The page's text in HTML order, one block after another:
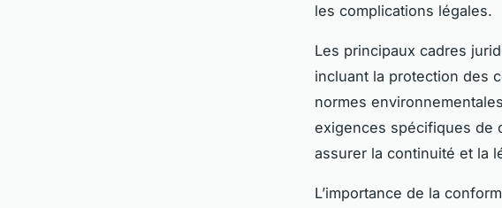
les complications légales.
Les principaux cadres
incluant la protection des
normes
exigences spécifiques de
assurer la continuité et la
L’importance de la